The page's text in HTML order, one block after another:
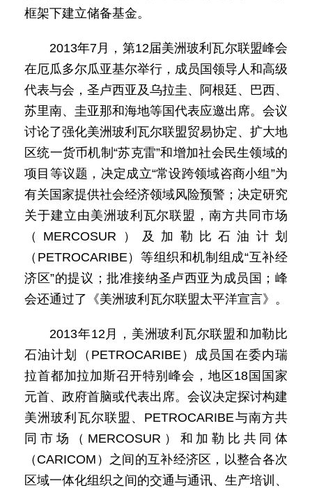
框架下建立储备基金。
2013年7月，第12届美洲玻利瓦尔联盟峰会
在厄瓜多尔瓜亚基尔举行，成员国领导人和高级
代表与会，圣卢西亚及乌拉圭、阿根廷、巴西、
苏里南、圭亚那和海地等国代表应邀出席。会议
讨论了强化美洲玻利瓦尔联盟贸易协定、扩大地
区统一货币机制“苏克雷”和增加社会民生领域的
项目等议题，决定成立“常设跨领域咨商小组”为
有关国家提供社会经济领域风险预警；决定研究
关于建立由美洲玻利瓦尔联盟，南方共同市场
（MERCOSUR）及加勒比石油计划
（PETROCARIBE）等组织和机制组成“互补经
济区”的提议；批准接纳圣卢西亚为成员国；峰
会还通过了《美洲玻利瓦尔联盟太平洋宣言》。
2013年12月，美洲玻利瓦尔联盟和加勒比
石油计划（PETROCARIBE）成员国在委内瑞
拉首都加拉加斯召开特别峰会，地区18国国家
元首、政府首脑或代表出席。会议决定探讨构建
美洲玻利瓦尔联盟、PETROCARIBE与南方共
同市场（MERCOSUR）和加勒比共同体
（CARICOM）之间的互补经济区，以整合各次
区域一体化组织之间的交通与通讯、生产培训、